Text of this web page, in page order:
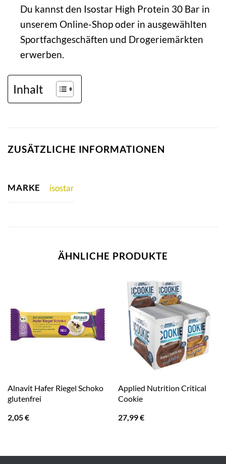
Du kannst den Isostar High Protein 30 Bar in
unserem Online-Shop oder in ausgewählten
Sportfachgeschäften und Drogeriemärkten
erwerben.
Inhalt
ZUSÄTZLICHE INFORMATIONEN
MARKE isostar
ÄHNLICHE PRODUKTE
Alnavit Hafer Riegel Schoko
glutenfrei
2,05€
Applied Nutrition Critical
Cookie
27,99€